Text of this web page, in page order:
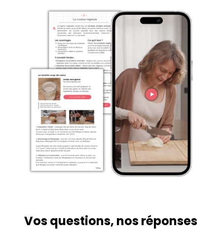
Vos questions, nos réponses